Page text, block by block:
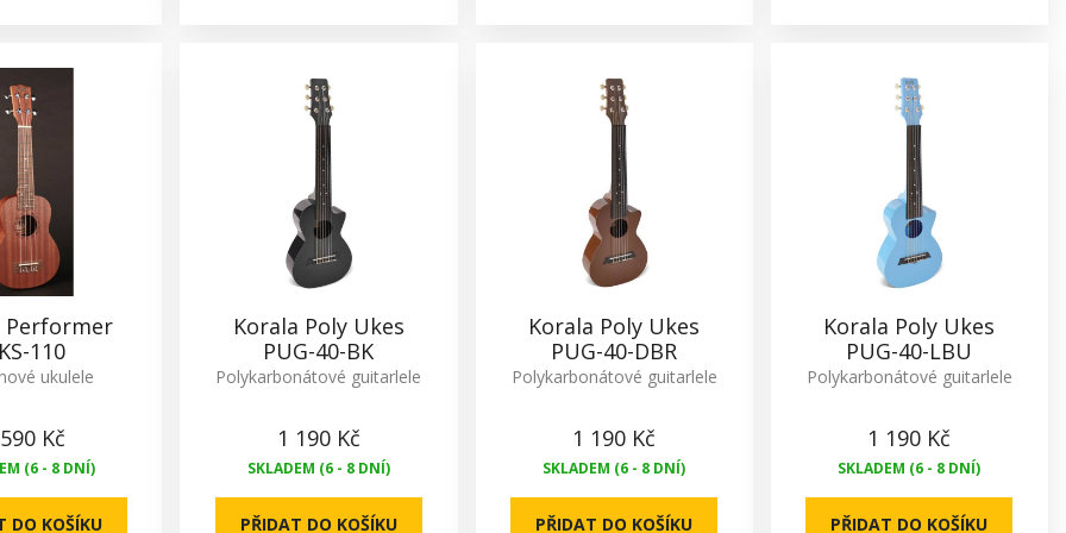
Performer
110
ukulele
Kč
(6 - 8 DNÍ)
DO KOŠÍKU
Korala Poly Ukes
PUG-40-BK
Polykarbonátové guitarlele
1 190 Kč
SKLADEM (6 - 8 DNÍ)
PŘIDAT DO KOŠÍKU
Korala Poly Ukes
PUG-40-DBR
Polykarbonátové guitarlele
1 190 Kč
SKLADEM (6 - 8 DNÍ)
PŘIDAT DO KOŠÍKU
Korala Poly Ukes
PUG-40-LBU
Polykarbonátové guitarlele
1 190 Kč
SKLADEM (6 - 8 DNÍ)
PŘIDAT DO KOŠÍKU